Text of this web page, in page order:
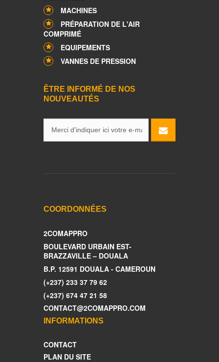
MACHINES
PRÉPARATION DE L'AIR
COMPRIMÉ
EQUIPEMENTS
VANNES DE PRESSION
ÊTRE INFORMÉ DE NOS
NOUVEAUTÉS
COORDONNÉES
2COMAPPRO
BOULEVARD URBAIN EST-
BRAZZAVILLE – DOUALA
B.P. 12591 DOUALA - CAMEROUN
(+237) 233 37 79 62
(+237) 674 47 21 58
CONTACT@2COMAPPRO.COM
INFORMATIONS
CONTACT
PLAN DU SITE